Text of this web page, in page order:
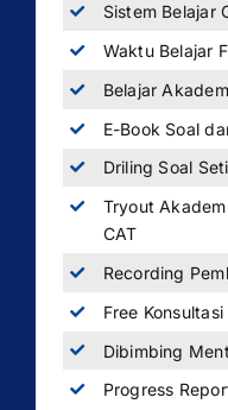
Sistem Belajar
Waktu Belajar
Belajar
E-Book Soal
Driling Soal
Tryout
CAT
Recording
Free Konsultasi
Dibimbing
Progress